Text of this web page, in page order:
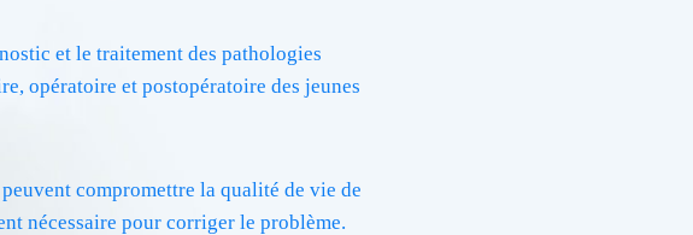
et le traitement des pathologies
opératoire et postopératoire des jeunes
compromettre la qualité de vie de
nécessaire pour corriger le problème.